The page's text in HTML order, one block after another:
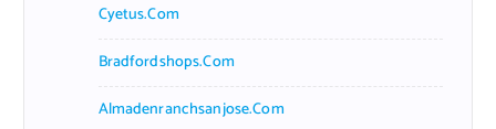
Cyetus.com
Bradfordshops.com
Almadenranchsanjose.com